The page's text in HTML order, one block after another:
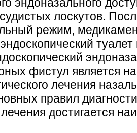
лоскутов.
режим,
фистул является
лечения
правил
достигается